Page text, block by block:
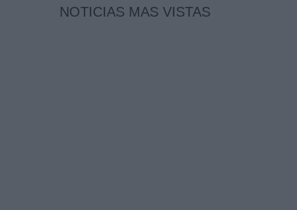
NOTICIAS MAS VISTAS